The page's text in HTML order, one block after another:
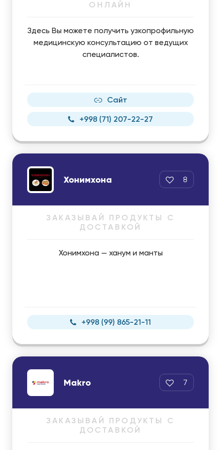
ОНЛАЙН
Здесь Вы можете получить узкопрофильную
медицинскую консультацию от ведущих
специалистов.
Сайт
+998 (71) 207-22-27
Хонимхона 8
ЗАКАЗЫВАЙ ПРОДУКТЫ С
ДОСТАВКОЙ
Хонимхона — ханум и манты
+998 (99) 865-21-11
Makro 7
ЗАКАЗЫВАЙ ПРОДУКТЫ С
ДОСТАВКОЙ